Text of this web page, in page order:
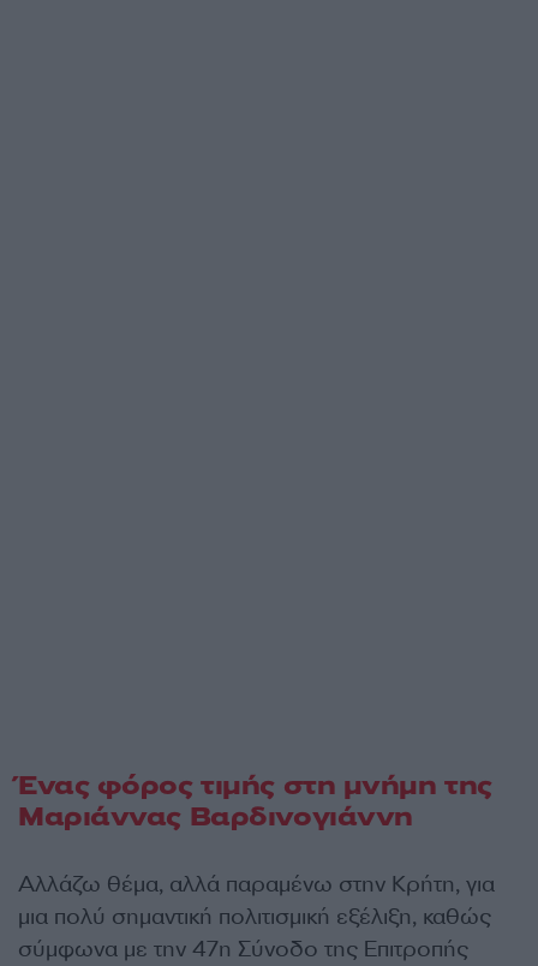
Ένας φόρος τιμής στη μνήμη της
Μαριάννας Βαρδινογιάννη
Αλλάζω θέμα, αλλά παραμένω στην Κρήτη, για
μια πολύ σημαντική πολιτισμική εξέλιξη, καθώς
σύμφωνα με την 47η Σύνοδο της Επιτροπής